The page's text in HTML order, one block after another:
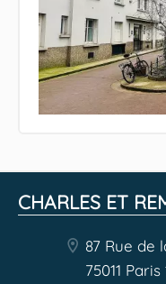
CHARLES ET
87 Rue de
75011 Paris